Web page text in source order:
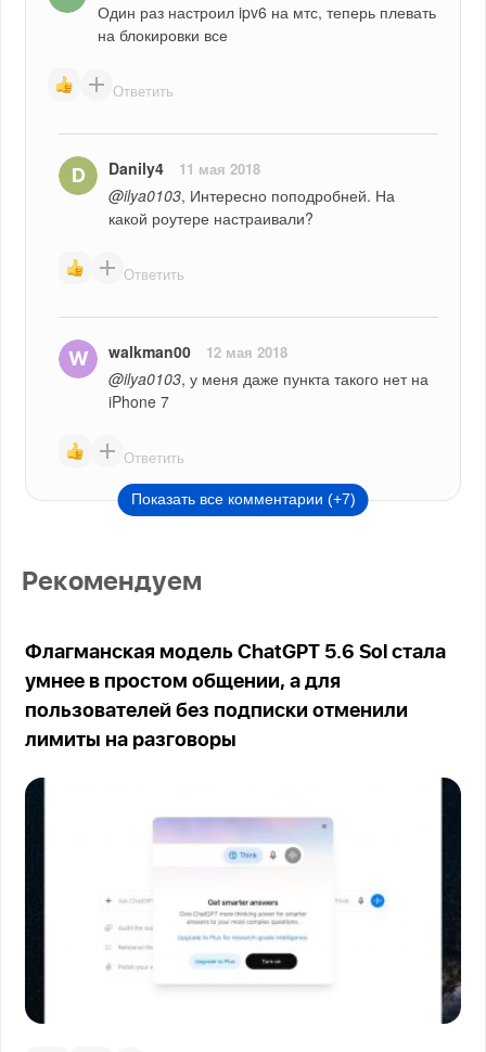
Один раз настроил ipv6 на мтс, теперь плевать
на блокировки все
Ответить
Danily4 11 мая 2018
@ilya0103, Интересно поподробней. На
какой роутере настраивали?
Ответить
walkman00 12 мая 2018
@ilya0103, у меня даже пункта такого нет на
iPhone 7
Ответить
Показать все комментарии (+7)
Рекомендуем
Флагманская модель ChatGPT 5.6 Sol стала
умнее в простом общении, а для
пользователей без подписки отменили
лимиты на разговоры